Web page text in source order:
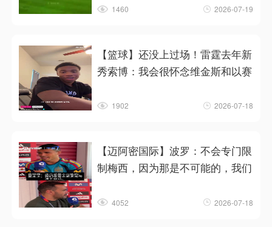
1460 2026-07-19
【篮球】还没上过场！雷霆去年新
秀索博：我会很怀念维金斯和以赛
1902 2026-07-18
【迈阿密国际】波罗：不会专门限
制梅西，因为那是不可能的，我们
4052 2026-07-18